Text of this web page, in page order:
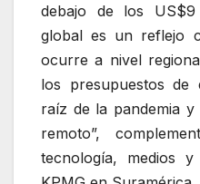
debajo de los US$9
global es un reflejo
ocurre a nivel
los presupuestos de
raíz de la pandemia y
remoto”,
tecnología, medios y